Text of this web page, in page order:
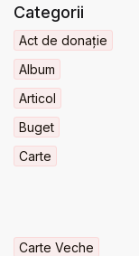
Categorii
Act de donație
Album
Articol
Buget
Carte
Carte Veche